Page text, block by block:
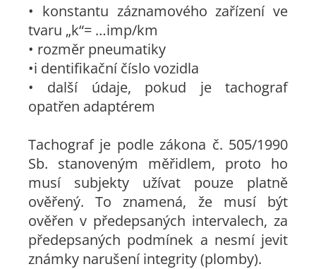
• konstantu záznamového zařízení ve
tvaru „k“= …imp/km
• rozměr pneumatiky
•i dentifikační číslo vozidla
• další údaje, pokud je tachograf
opatřen adaptérem
Tachograf je podle zákona č. 505/1990
Sb. stanoveným měřidlem, proto ho
musí subjekty užívat pouze platně
ověřený. To znamená, že musí být
ověřen v předepsaných intervalech, za
předepsaných podmínek a nesmí jevit
známky narušení integrity (plomby).